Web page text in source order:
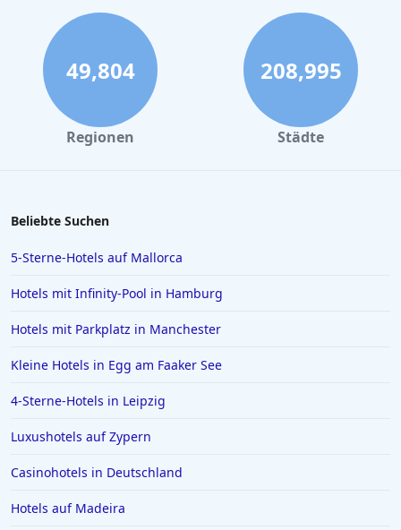
49,804
Regionen
208,995
Städte
Beliebte Suchen
5-Sterne-Hotels auf Mallorca
Hotels mit Infinity-Pool in Hamburg
Hotels mit Parkplatz in Manchester
Kleine Hotels in Egg am Faaker See
4-Sterne-Hotels in Leipzig
Luxushotels auf Zypern
Casinohotels in Deutschland
Hotels auf Madeira